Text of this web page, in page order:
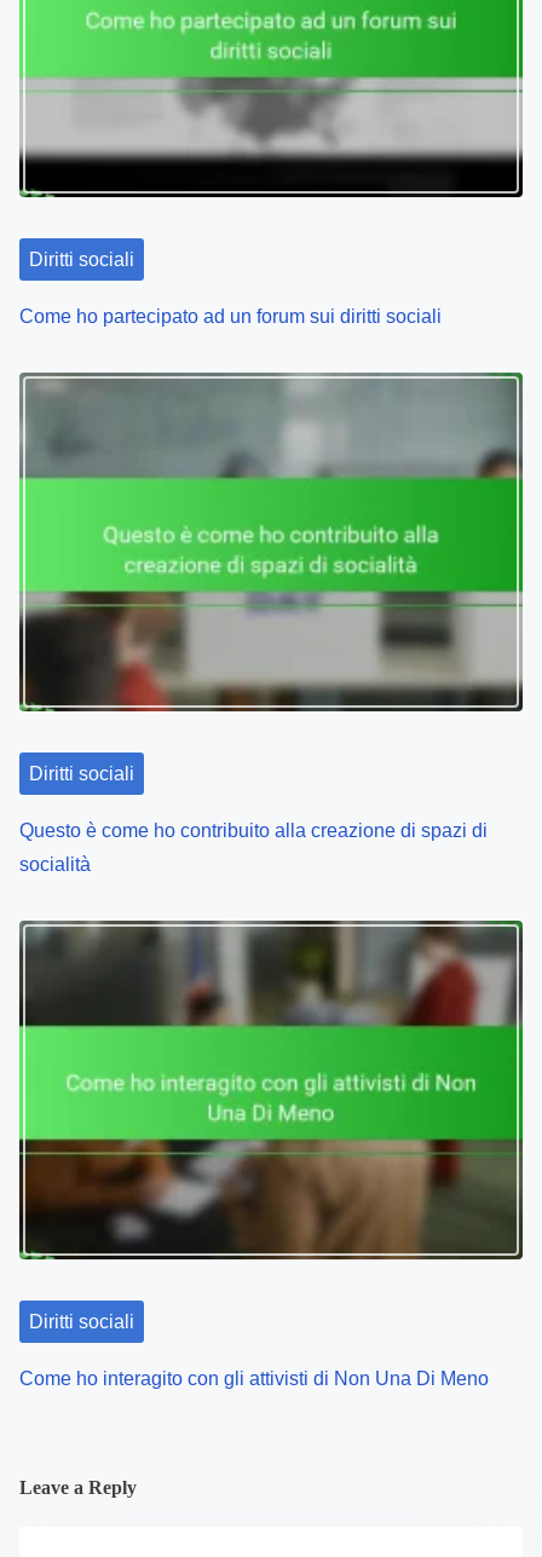
i
a
i
o
n
Diritti sociali
Come ho partecipato ad un forum sui diritti sociali
Diritti sociali
Questo è come ho contribuito alla creazione di spazi di
socialità
Diritti sociali
Come ho interagito con gli attivisti di Non Una Di Meno
Leave a Reply